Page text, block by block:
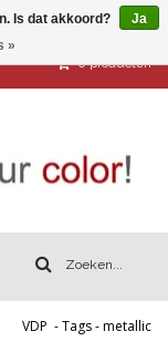
0 producten
VDP -Tags-metallic
Is dat akkoord?
Ja
»